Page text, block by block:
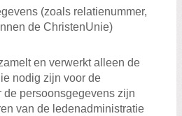
(zoals relatienummer,
de ChristenUnie)
en verwerkt alleen de
nodig zijn voor de
persoonsgegevens zijn
van de ledenadministratie